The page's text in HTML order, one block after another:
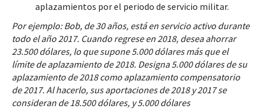
aplazamientos por el periodo de servicio militar.
Por ejemplo: Bob, de 30 años, está en servicio activo durante
todo el año 2017. Cuando regrese en 2018, desea ahorrar
23.500 dólares, lo que supone 5.000 dólares más que el
límite de aplazamiento de 2018. Designa 5.000 dólares de su
aplazamiento de 2018 como aplazamiento compensatorio
de 2017. Al hacerlo, sus aportaciones de 2018 y 2017 se
consideran de 18.500 dólares, y 5.000 dólares